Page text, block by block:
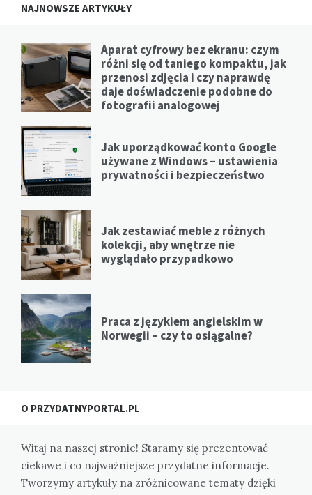
NAJNOWSZE ARTYKUŁY
Aparat cyfrowy bez ekranu: czym
różni się od taniego kompaktu, jak
przenosi zdjęcia i czy naprawdę
daje doświadczenie podobne do
fotografii analogowej
Jak uporządkować konto Google
używane z Windows – ustawienia
prywatności i bezpieczeństwo
Jak zestawiać meble z różnych
kolekcji, aby wnętrze nie
wyglądało przypadkowo
Praca z językiem angielskim w
Norwegii – czy to osiągalne?
O PRZYDATNYPORTAL.PL
Witaj na naszej stronie! Staramy się prezentować
ciekawe i co najważniejsze przydatne informacje.
Tworzymy artykuły na zróżnicowane tematy dzięki